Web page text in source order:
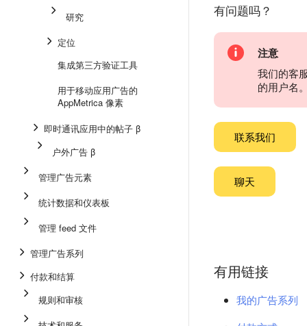
研究
定位
集成第三方验证工具
用于移动应用广告的
AppMetrica 像素
即时通讯应用中的帖子 β
户外广告 β
管理广告元素
统计数据和仪表板
管理 feed 文件
管理广告系列
付款和结算
规则和审核
有问题吗？
注意
我们的客
的用户名
联系我们
聊天
有用链接
我的广告系列